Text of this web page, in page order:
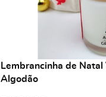
Lembrancinha de
Algodão